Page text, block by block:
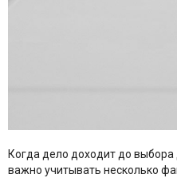
Когда дело доходит до
важно учитывать несколько